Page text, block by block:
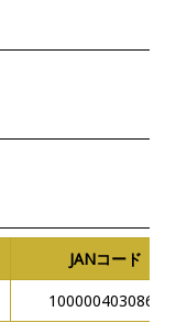
JANコード
1000004030866